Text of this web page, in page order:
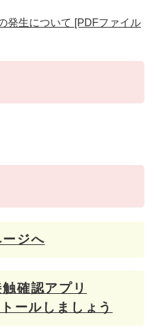
発生について [PDFファイル
ジへ
確認アプリ
ールしましょう